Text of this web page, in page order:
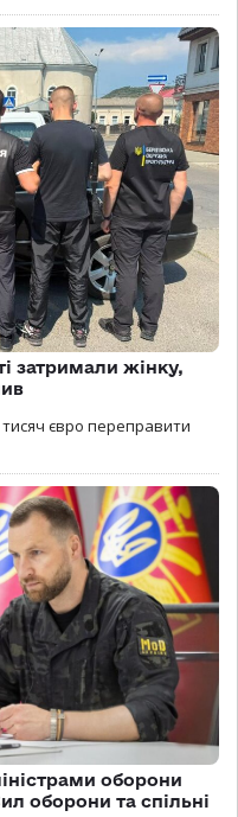
затримали жінку,
євро переправити
оборони
оборони та спільні